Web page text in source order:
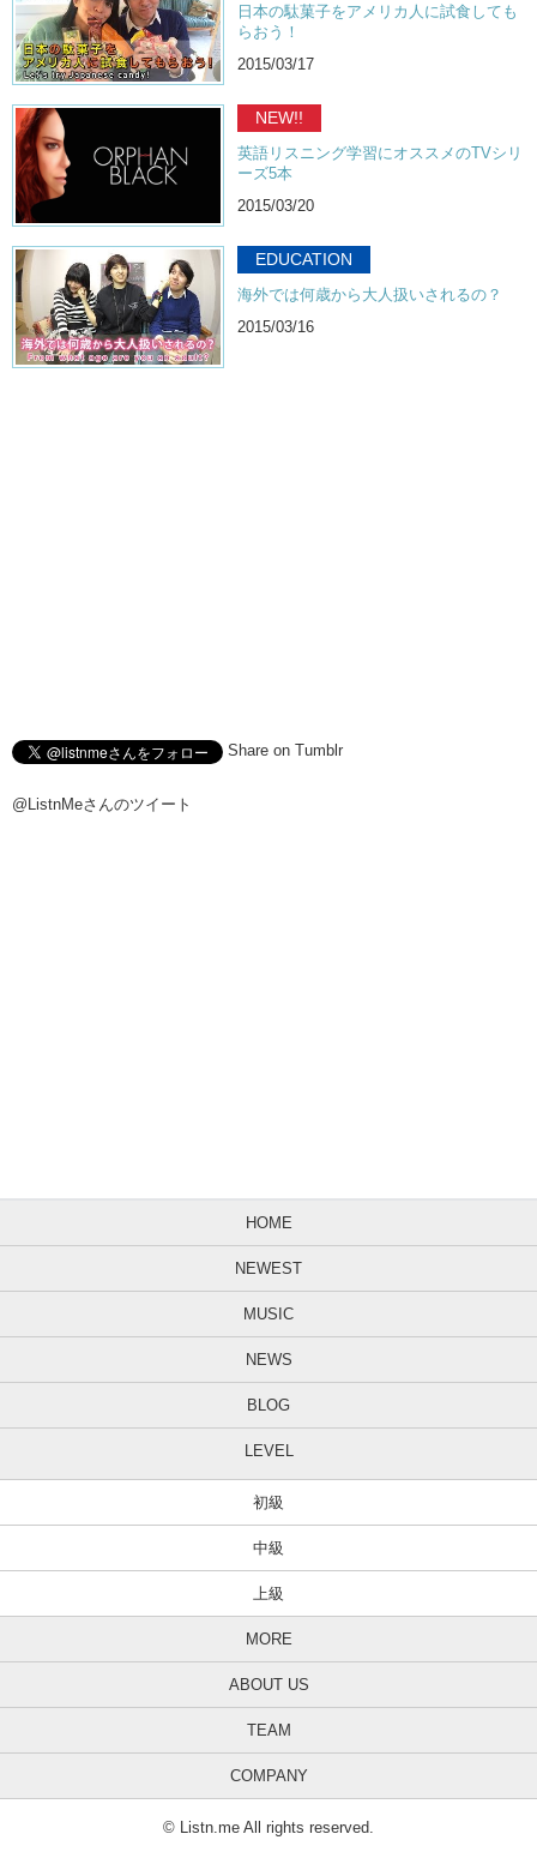
日本の駄菓子をアメリカ人に試食しても
らおう！
2015/03/17
NEW!!
英語リスニング学習にオススメのTVシリ
ーズ5本
2015/03/20
EDUCATION
海外では何歳から大人扱いされるの？
2015/03/16
Share on Tumblr
@ListnMeさんのツイート
HOME
NEWEST
MUSIC
NEWS
BLOG
LEVEL
初級
中級
上級
MORE
ABOUT US
TEAM
COMPANY
© Listn.me All rights reserved.